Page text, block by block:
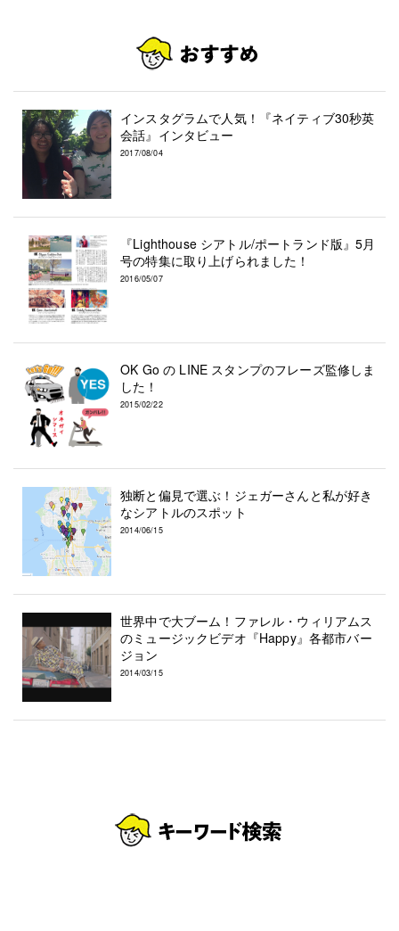
インスタグラムで人気！『ネイティブ30秒英
会話』インタビュー
2017/08/04
『Lighthouse シアトル/ポートランド版』5月
号の特集に取り上げられました！
2016/05/07
OK Go の LINE スタンプのフレーズ監修しま
した！
2015/02/22
独断と偏見で選ぶ！ジェガーさんと私が好き
なシアトルのスポット
2014/06/15
世界中で大ブーム！ファレル・ウィリアムス
のミュージックビデオ『Happy』各都市バー
ジョン
2014/03/15